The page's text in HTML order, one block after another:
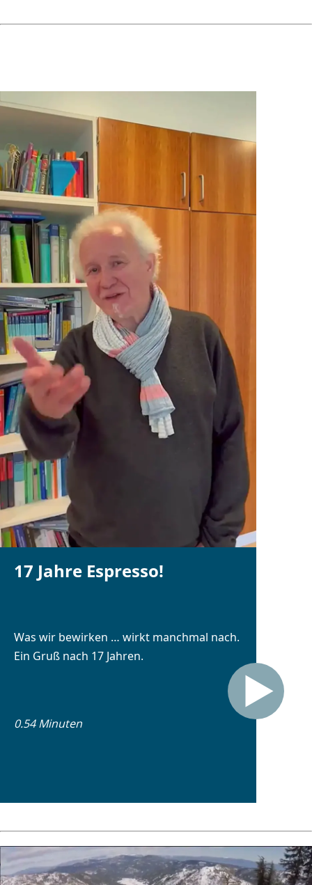
17 Jahre Espresso!
Was wir bewirken … wirkt manchmal nach.
Ein Gruß nach 17 Jahren.
0.54 Minuten